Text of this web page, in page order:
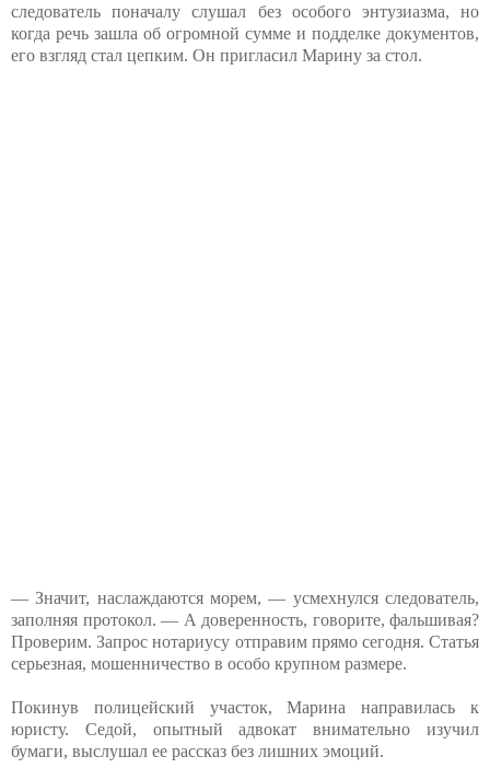
следователь поначалу слушал без особого энтузиазма, но
когда речь зашла об огромной сумме и подделке документов,
его взгляд стал цепким. Он пригласил Марину за стол.
— Значит, наслаждаются морем, — усмехнулся следователь,
заполняя протокол. — А доверенность, говорите, фальшивая?
Проверим. Запрос нотариусу отправим прямо сегодня. Статья
серьезная, мошенничество в особо крупном размере.
Покинув полицейский участок, Марина направилась к
юристу. Седой, опытный адвокат внимательно изучил
бумаги, выслушал ее рассказ без лишних эмоций.